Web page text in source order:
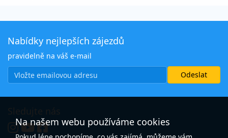
Nabídky nejlepších zájezdů
pravidelně na váš e-mail
Na našem webu používáme cookies